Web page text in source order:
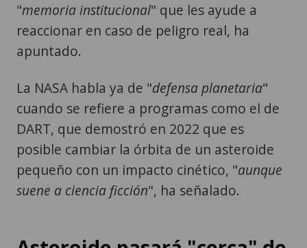
apuntado.
La NASA habla ya de "
DART, que demostró en 2022 que es
posible cambiar la órbita de un asteroide
pequeño con un impacto cinético, "aunque
suene a ciencia ficción", ha señalado.
Asteroide pasará "cerca" de
la Tierra en 2029